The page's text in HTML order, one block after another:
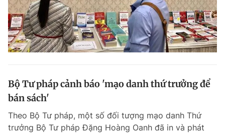
Bộ Tư pháp cảnh báo 'mạo danh thứ trưởng để
bán sách'
Theo Bộ Tư pháp, một số đối tượng mạo danh Thứ
trưởng Bộ Tư pháp Đặng Hoàng Oanh đã in và phát